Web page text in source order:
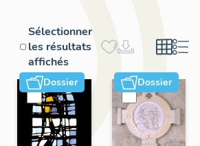
Sélectionner
les résultats
affichés
Dossier Dossier